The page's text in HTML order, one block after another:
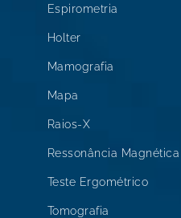
Espirometria
Holter
Mamografia
Mapa
Raios-X
Ressonância Magnética
Teste Ergométrico
Tomografia